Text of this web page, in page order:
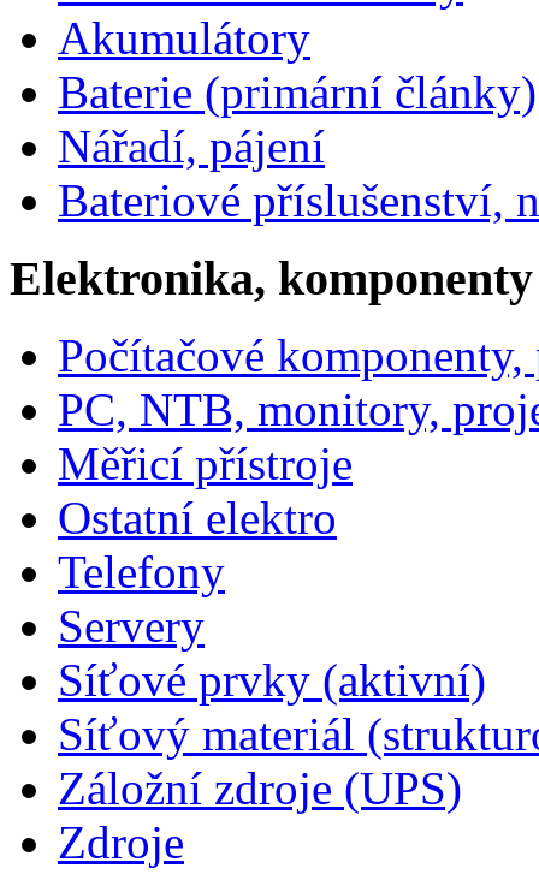
Akumulátory
Baterie (primární články)
Nářadí, pájení
Bateriové příslušenství,
Elektronika, komponenty
Počítačové
PC, NTB, monitory,
Měřicí přístroje
Ostatní elektro
Telefony
Servery
Síťové prvky (aktivní)
Síťový materiál
Záložní zdroje (UPS)
Zdroje